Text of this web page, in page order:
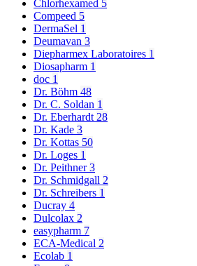
Chlorhexamed 5
Compeed 5
DermaSel 1
Deumavan 3
Diepharmex Laboratoires 1
Diosapharm 1
doc 1
Dr. Böhm 48
Dr. C. Soldan 1
Dr. Eberhardt 28
Dr. Kade 3
Dr. Kottas 50
Dr. Loges 1
Dr. Peithner3
Dr. Schmidgall 2
Dr. Schreibers 1
Ducray 4
Dulcolax 2
easypharm 7
ECA-Medical 2
Ecolab 1